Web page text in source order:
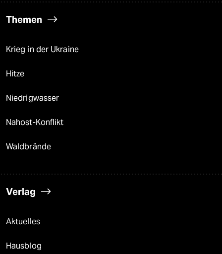
Themen
Krieg in der Ukraine
Hitze
Niedrigwasser
Nahost-Konflikt
Waldbrände
Verlag
Aktuelles
Hausblog